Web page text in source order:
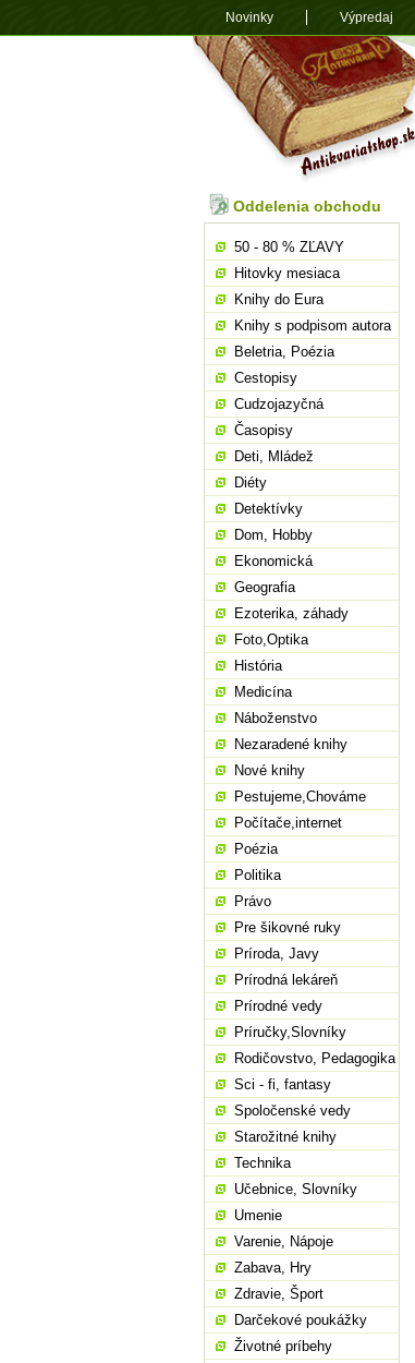
Oddelenia obchodu
50 - 80 % ZĽAVY
Hitovky mesiaca
Knihy do Eura
Knihy s podpisom autora
Beletria, Poézia
Cestopisy
Cudzojazyčná
Časopisy
Deti, Mládež
Diéty
Detektívky
Dom, Hobby
Ekonomická
Geografia
Ezoterika, záhady
Foto,Optika
História
Medicína
Náboženstvo
Nezaradené knihy
Nové knihy
Pestujeme,Chováme
Počítače,internet
Poézia
Politika
Právo
Pre šikovné ruky
Príroda, Javy
Prírodná lekáreň
Prírodné vedy
Príručky,Slovníky
Rodičovstvo, Pedagogika
Sci - fi, fantasy
Spoločenské vedy
Starožitné knihy
Technika
Učebnice, Slovníky
Umenie
Varenie, Nápoje
Zabava, Hry
Zdravie, Šport
Darčekové poukážky
Životné príbehy
Novinky Výpredaj